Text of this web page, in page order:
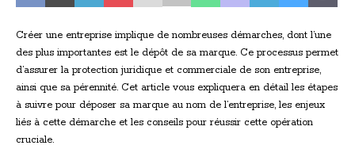
Créer une entreprise implique de nombreuses démarches, dont l’une
des plus importantes est le dépôt de sa marque. Ce processus permet
d’assurer la protection juridique et commerciale de son entreprise,
ainsi que sa pérennité. Cet article vous expliquera en détail les étapes
à suivre pour déposer sa marque au nom de l’entreprise, les enjeux
liés à cette démarche et les conseils pour réussir cette opération
cruciale.